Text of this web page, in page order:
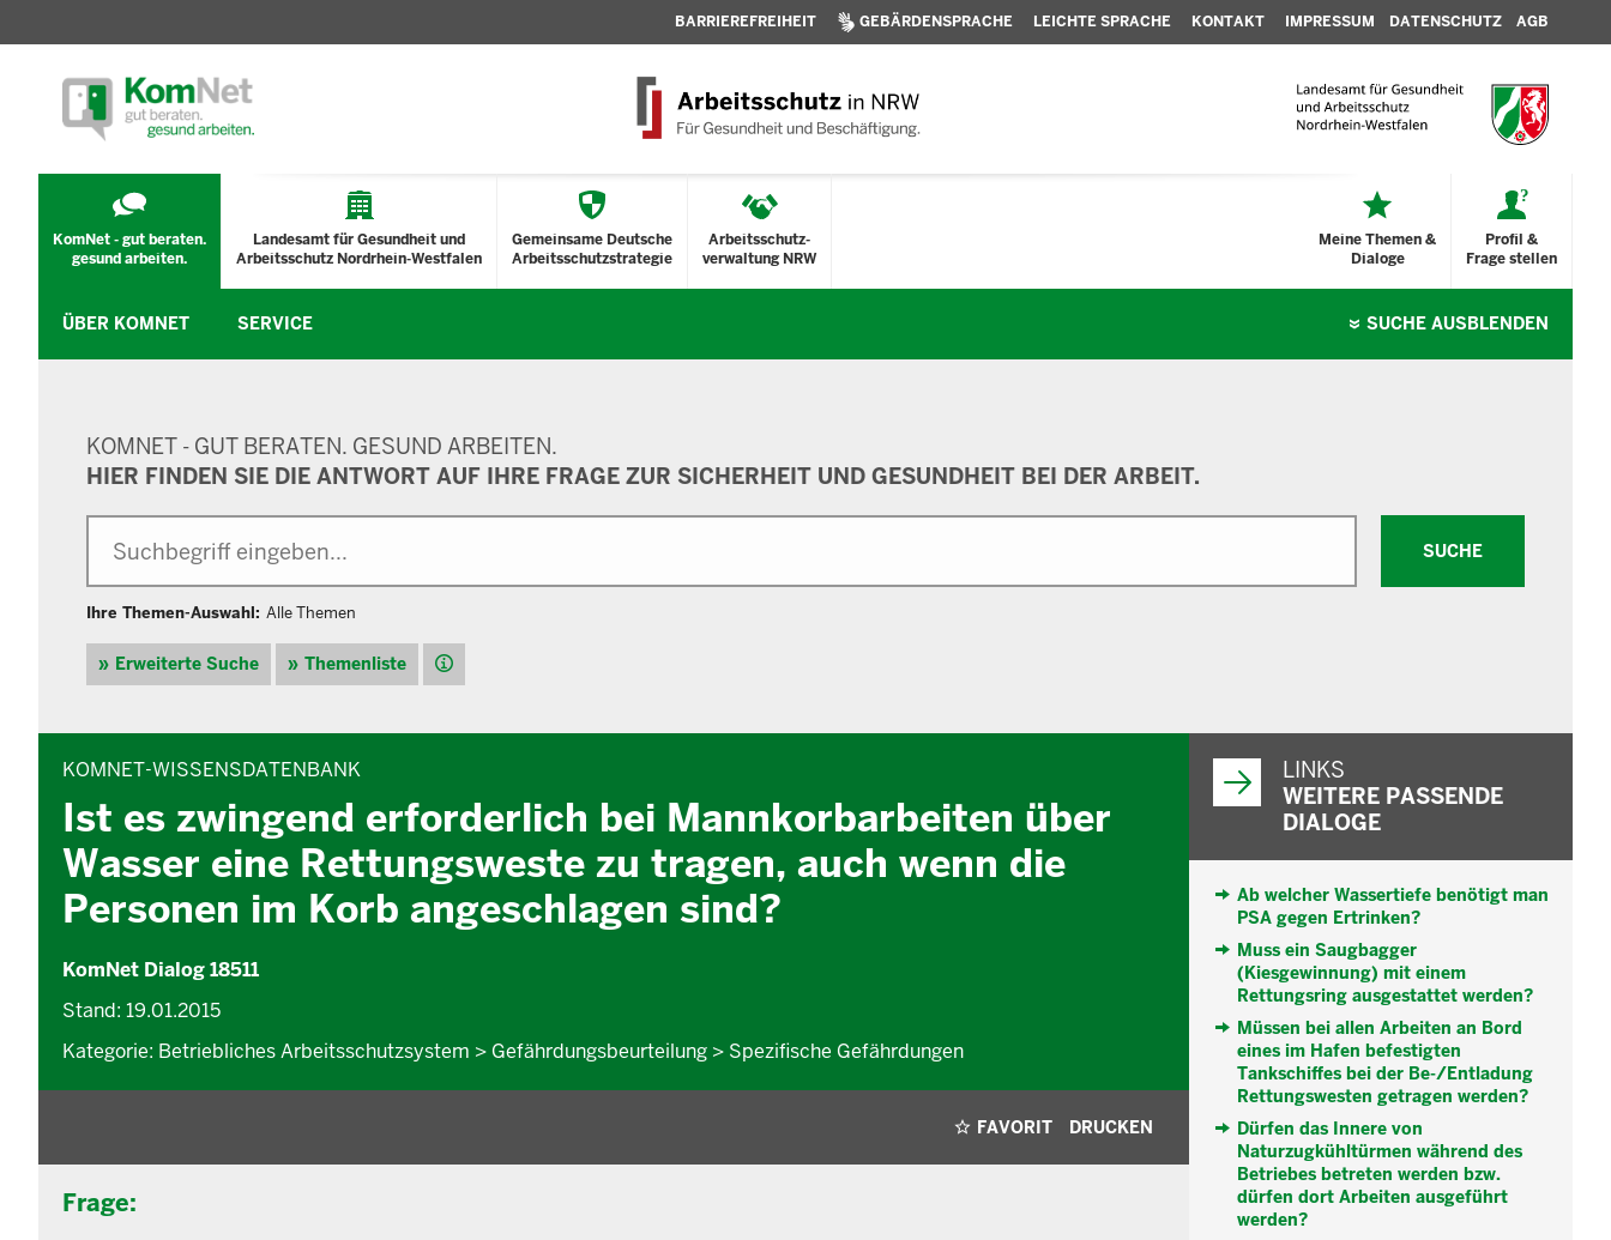
BARRIEREFREIHEIT GEBÄRDENSPRACHE LEICHTE SPRACHE KONTAKT IMPRESSUM DATENSCHUTZ AGB
KomNet - gut beraten.
gesund arbeiten.
Landesamt für Gesundheit und
Arbeitsschutz Nordrhein-Westfalen
Gemeinsame Deutsche
Arbeitsschutzstrategie
Arbeitsschutz-
verwaltung NRW
Profil &
Frage stellen
Meine Themen &
Dialoge
ÜBER KOMNET SERVICE SUCHE AUSBLENDEN
KOMNET - GUT BERATEN. GESUND ARBEITEN.
HIER FINDEN SIE DIE ANTWORT AUF IHRE FRAGE ZUR SICHERHEIT UND GESUNDHEIT BEI DER ARBEIT.
SUCHE
Ihre Themen-Auswahl: Alle Themen
Erweiterte Suche Themenliste Hilfe
KOMNET-WISSENSDATENBANK
Ist es zwingend erforderlich bei Mannkorbarbeiten über
Wasser eine Rettungsweste zu tragen, auch wenn die
Personen im Korb angeschlagen sind?
KomNet Dialog 18511
Stand: 19.01.2015
Kategorie: Betriebliches Arbeitsschutzsystem > Gefährdungsbeurteilung > Spezifische Gefährdungen
FAVORIT DRUCKEN
Frage:
LINKS
WEITERE PASSENDE
DIALOGE
Ab welcher Wassertiefe benötigt man
PSA gegen Ertrinken?
Muss ein Saugbagger
(Kiesgewinnung) mit einem
Rettungsring ausgestattet werden?
Müssen bei allen Arbeiten an Bord
eines im Hafen befestigten
Tankschiffes bei der Be-/Entladung
Rettungswesten getragen werden?
Dürfen das Innere von
Naturzugkühltürmen während des
Betriebes betreten werden bzw.
dürfen dort Arbeiten ausgeführt
werden?